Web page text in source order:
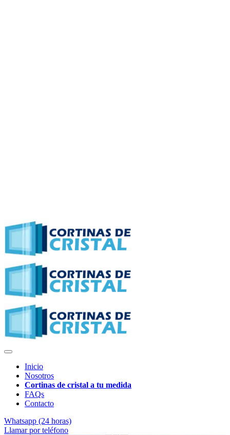
Inicio
Nosotros
Cortinas de cristal a tu medida
FAQs
Contacto
Whatsapp (24 horas)
Llamar por teléfono